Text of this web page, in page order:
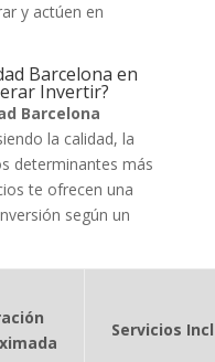
y actúen en
Barcelona en
Invertir?
Barcelona
la calidad, la
determinantes más
te ofrecen una
según un
Servicios